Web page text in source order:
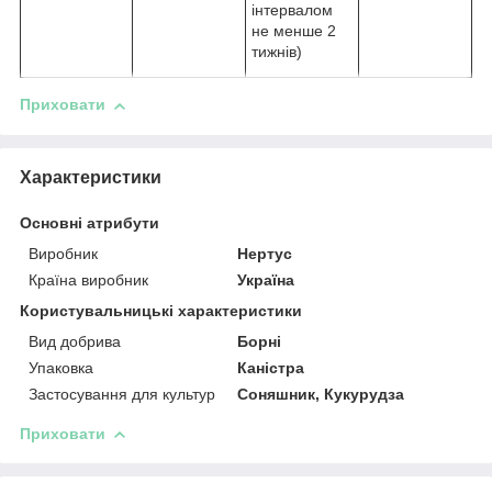
інтервалом
не менше 2
тижнів)
Приховати
Характеристики
Основні атрибути
Виробник
Нертус
Країна виробник
Україна
Користувальницькі характеристики
Вид добрива
Борні
Упаковка
Каністра
Застосування для культур
Соняшник, Кукурудза
Приховати